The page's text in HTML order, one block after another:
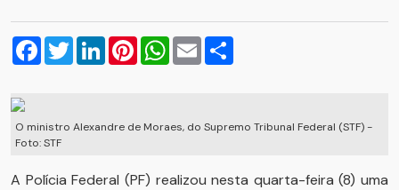
Facebook
TwitterLinkedInPinterestWhatsApp
Email
O ministro Alexandre de Moraes, do Supremo Tribunal Federal (STF) -
Foto: STF
A Polícia Federal (PF) realizou nesta quarta-feira (8) uma